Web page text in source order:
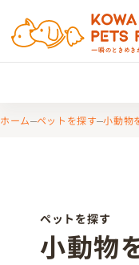
ホーム ペットを探す 小動物
ペットを探す
小動物